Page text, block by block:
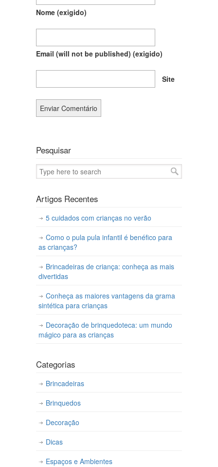
Nome (exigido)
Email (will not be published) (exigido)
Site
Pesquisar
Artigos Recentes
5 cuidados com crianças no verão
Como o pula pula infantil é benéfico para
as crianças?
Brincadeiras de criança: conheça as mais
divertidas
Conheça as maiores vantagens da grama
sintética para crianças
Decoração de brinquedoteca: um mundo
mágico para as crianças
Categorias
Brincadeiras
Brinquedos
Decoração
Dicas
Espaços e Ambientes